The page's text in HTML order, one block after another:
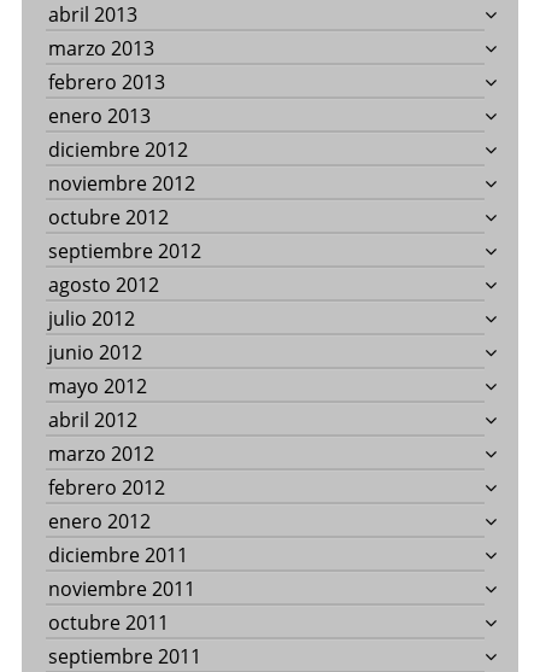
abril 2013
marzo 2013
febrero 2013
enero 2013
diciembre 2012
noviembre 2012
octubre 2012
septiembre 2012
agosto 2012
julio 2012
junio 2012
mayo 2012
abril 2012
marzo 2012
febrero 2012
enero 2012
diciembre 2011
noviembre 2011
octubre 2011
septiembre 2011